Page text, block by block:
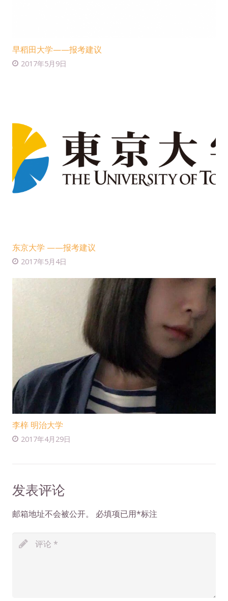
早稻田大学——报考建议
2017年5月9日
东京大学 ——报考建议
2017年5月4日
李梓 明治大学
2017年4月29日
发表评论
邮箱地址不会被公开。 必填项已用*标注